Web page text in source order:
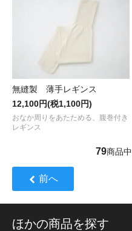
無縫製 薄手レギンス
12,100円(税1,100円)
おなか周りをあたためる、腹巻付き
レギンス
79商品中
前へ
ほかの商品を探す